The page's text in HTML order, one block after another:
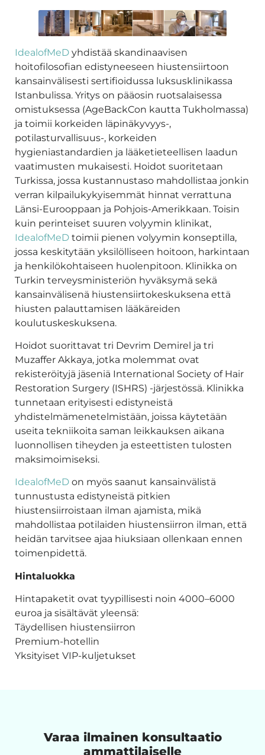
IdealofMeD yhdistää skandinaavisen
hoitofilosofian edistyneeseen hiustensiirtoon
kansainvälisesti sertifioidussa luksusklinikassa
Istanbulissa. Yritys on pääosin ruotsalaisessa
omistuksessa (AgeBackCon kautta Tukholmassa)
ja toimii korkeiden läpinäkyvyys-,
potilasturvallisuus-, korkeiden
hygieniastandardien ja lääketieteellisen laadun
vaatimusten mukaisesti. Hoidot suoritetaan
Turkissa, jossa kustannustaso mahdollistaa jonkin
verran kilpailukykyisemmät hinnat verrattuna
Länsi-Eurooppaan ja Pohjois-Amerikkaan. Toisin
kuin perinteiset suuren volyymin klinikat,
IdealofMeD toimii pienen volyymin konseptilla,
jossa keskitytään yksilölliseen hoitoon, harkintaan
ja henkilökohtaiseen huolenpitoon. Klinikka on
Turkin terveysministeriön hyväksymä sekä
kansainvälisenä hiustensiirtokeskuksena että
hiusten palauttamisen lääkäreiden
koulutuskeskuksena.
Hoidot suorittavat tri Devrim Demirel ja tri
Muzaffer Akkaya, jotka molemmat ovat
rekisteröityjä jäseniä International Society of Hair
Restoration Surgery (ISHRS) -järjestössä. Klinikka
tunnetaan erityisesti edistyneistä
yhdistelmämenetelmistään, joissa käytetään
useita tekniikoita saman leikkauksen aikana
luonnollisen tiheyden ja esteettisten tulosten
maksimoimiseksi.
IdealofMeD on myös saanut kansainvälistä
tunnustusta edistyneistä pitkien
hiustensiirroistaan ilman ajamista, mikä
mahdollistaa potilaiden hiustensiirron ilman, että
heidän tarvitsee ajaa hiuksiaan ollenkaan ennen
toimenpidettä.
Hintaluokka
Hintapaketit ovat tyypillisesti noin 4000–6000
euroa ja sisältävät yleensä:
Täydellisen hiustensiirron
Premium-hotellin
Yksityiset VIP-kuljetukset
Varaa ilmainen konsultaatio
ammattilaiselle